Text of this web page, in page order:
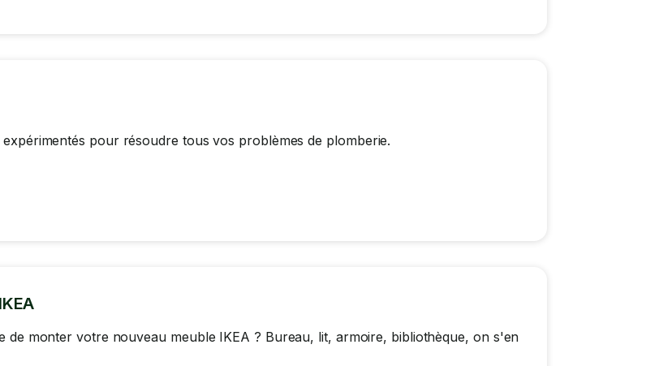
pour résoudre tous vos problèmes de plomberie.
de monter votre nouveau meuble IKEA ? Bureau, lit, armoire, bibliothèque, on s'en